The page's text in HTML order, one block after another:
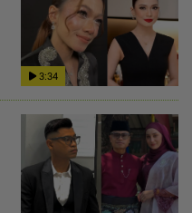
3:34